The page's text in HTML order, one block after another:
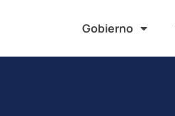
Gobierno